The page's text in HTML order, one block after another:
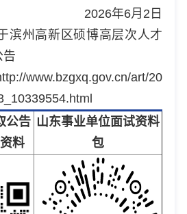
2026年6月2日
滨州高新区硕博高层次人才
告
www.bzgxq.gov.cn/art/20
公告
料
山东事业单位面试资料
包